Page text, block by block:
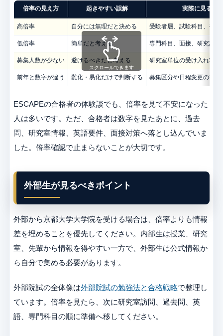
倍率の見え方 起きやすい誤解 実際に見るこ
高倍率 自分には無理だと決める 受験者層、試験科目、研究
低倍率 簡単だと考える 専門科目、面接、研究計画
募集人数が少ない 避けるべきだと考える 研究室単位の受け入れ状況
前年と数字が違う 難化・易化だけで判断する 募集区分や日程変更の有無
スクロールできます
ESCAPEの合格者の体験談でも、倍率を見て不安になった
人は多いです。ただ、合格者は数字を見たあとに、過去
問、研究室情報、英語要件、面接対策へ落とし込んでいま
した。倍率確認で止まらないことが大切です。
外部生が見るべきポイント
外部から京都大学大学院を受ける場合は、倍率よりも情報
差を埋めることを優先してください。内部生は授業、研究
室、先輩から情報を得やすい一方で、外部生は公式情報か
ら自分で集める必要があります。
外部院試の全体像は外部院試の勉強法と合格戦略で整理し
ています。倍率を見たら、次に研究室訪問、過去問、英
語、専門科目の順に準備へ移してください。